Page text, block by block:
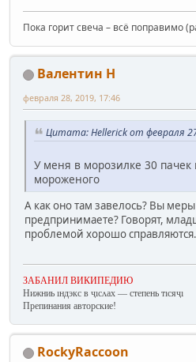
Пока горит свеча – всё поправимо
Валентин Н
февраля 28, 2019, 17:46
Цитата: Hellerick от февраля
У меня в морозилке 30 пачек
мороженого
А как оно там завелось? Вы
предпринимаете? Говорят,
проблемой хорошо справляются.
ЗАБАНИЛ ВИКИПЕДИЮ
Нижниь ıндэкс в ҷıсʌах — степень тıсяҷı
Препинания авторские!
RockyRaccoon